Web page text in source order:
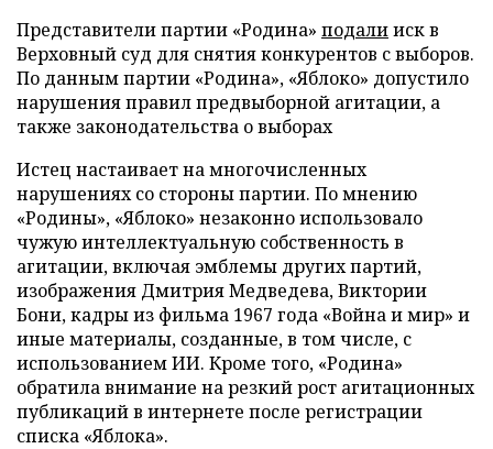
Представители партии «Родина» подалииск в
Верховный суд для снятия конкурентов с выборов.
По данным партии «Родина», «Яблоко» допустило
нарушения правил предвыборной агитации, а
также законодательства о выборах
Истец настаивает на многочисленных
нарушениях со стороны партии. По мнению
«Родины», «Яблоко» незаконно использовало
чужую интеллектуальную собственность в
агитации, включая эмблемы других партий,
изображения Дмитрия Медведева, Виктории
Бони, кадры из фильма 1967 года «Война и мир» и
иные материалы, созданные, в том числе, с
использованием ИИ. Кроме того, «Родина»
обратила внимание на резкий рост агитационных
публикаций в интернете после регистрации
списка «Яблока».